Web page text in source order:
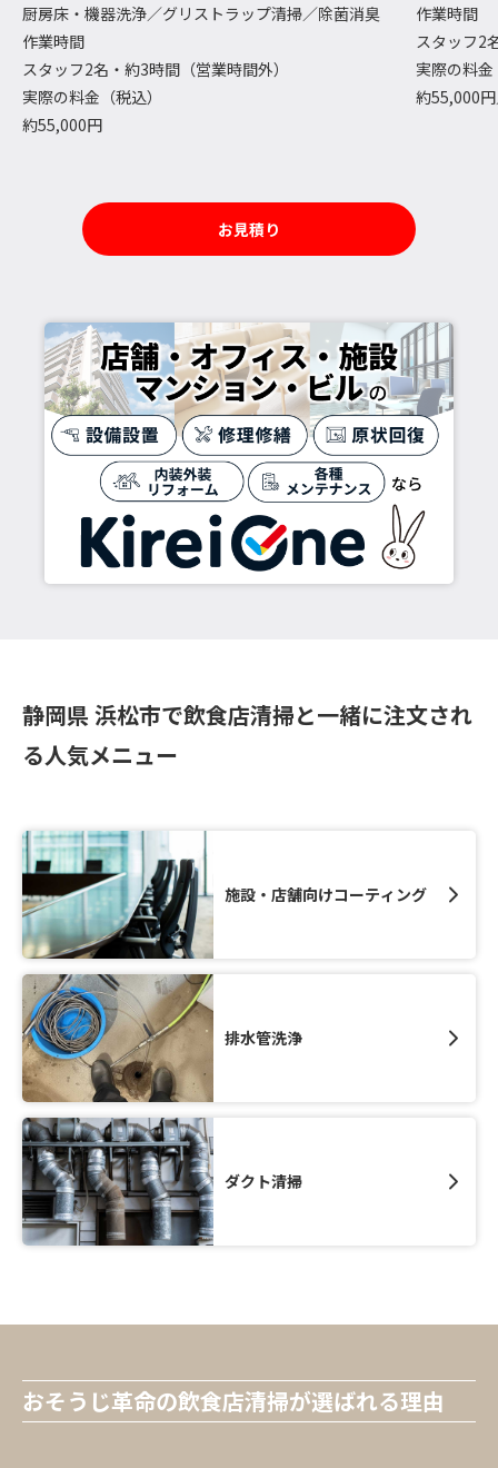
厨房床・機器洗浄／グリストラップ清掃／除菌消臭
作業時間
スタッフ2名・約3時間（営業時間外）
実際の料金（税込）
約55,000円
作業時間
スタッフ2
実際の料
約55,000
お見積り
静岡県 浜松市で飲食店清掃と一緒に注文され
る人気メニュー
施設・店舗向けコーティング
排水管洗浄
ダクト清掃
おそうじ革命の飲食店清掃が選ばれる理由